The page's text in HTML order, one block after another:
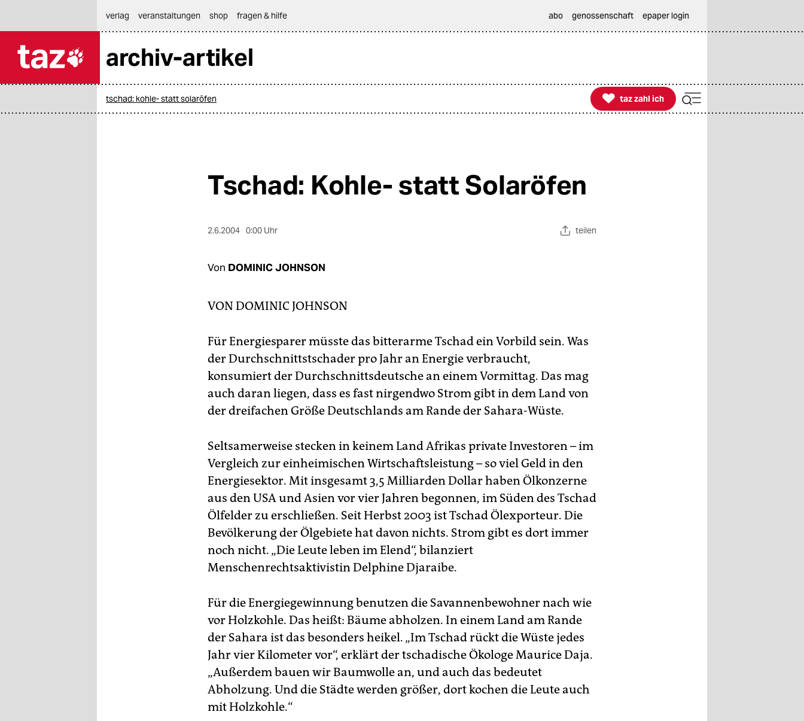
themen
verlag
veranstaltungen shop fragen & hilfe abo genossenschaft epaper login
archiv-artikel
tschad: kohle- statt solaröfen 
taz zahl ich
taz zahl ich
Tschad: Kohle- statt Solaröfen
2.6.2004 0:00 Uhr teilen
Von DOMINIC JOHNSON
VON DOMINIC JOHNSON
Für Energiesparer müsste das bitterarme Tschad ein Vorbild sein. Was
der Durchschnittstschader pro Jahr an Energie verbraucht,
konsumiert der Durchschnittsdeutsche an einem Vormittag. Das mag
auch daran liegen, dass es fast nirgendwo Strom gibt in dem Land von
der dreifachen Größe Deutschlands am Rande der Sahara-Wüste.
Seltsamerweise stecken in keinem Land Afrikas private Investoren – im
Vergleich zur einheimischen Wirtschaftsleistung – so viel Geld in den
Energiesektor. Mit insgesamt 3,5 Milliarden Dollar haben Ölkonzerne
aus den USA und Asien vor vier Jahren begonnen, im Süden des Tschad
Ölfelder zu erschließen. Seit Herbst 2003 ist Tschad Ölexporteur. Die
Bevölkerung der Ölgebiete hat davon nichts. Strom gibt es dort immer
noch nicht. „Die Leute leben im Elend“, bilanziert
Menschenrechtsaktivistin Delphine Djaraibe.
Für die Energiegewinnung benutzen die Savannenbewohner nach wie
vor Holzkohle. Das heißt: Bäume abholzen. In einem Land am Rande
der Sahara ist das besonders heikel. „Im Tschad rückt die Wüste jedes
Jahr vier Kilometer vor“, erklärt der tschadische Ökologe Maurice Daja.
„Außerdem bauen wir Baumwolle an, und auch das bedeutet
Abholzung. Und die Städte werden größer, dort kochen die Leute auch
mit Holzkohle.“